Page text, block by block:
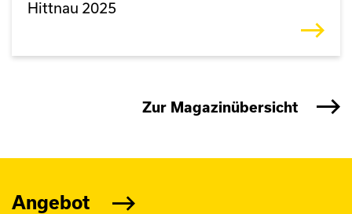
Hittnau 2025
Zur Magazinübersicht
Angebot